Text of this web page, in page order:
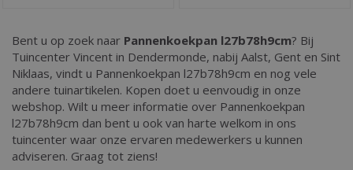
Bent u op zoek naar Pannenkoekpan l27b78h9cm? Bij
Tuincenter Vincent in Dendermonde, nabij Aalst, Gent en Sint
Niklaas, vindt u Pannenkoekpan l27b78h9cm en nog vele
andere tuinartikelen. Kopen doet u eenvoudig in onze
webshop. Wilt u meer informatie over Pannenkoekpan
l27b78h9cm dan bent u ook van harte welkom in ons
tuincenter waar onze ervaren medewerkers u kunnen
adviseren. Graag tot ziens!